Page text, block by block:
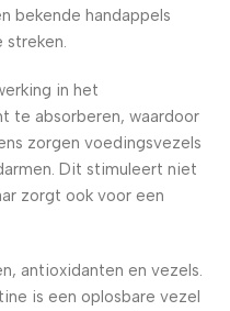
bekende handappels
in het
te absorberen, waardoor
zorgen voedingsvezels
Dit stimuleert niet
zorgt ook voor een
antioxidanten en vezels.
is een oplosbare vezel